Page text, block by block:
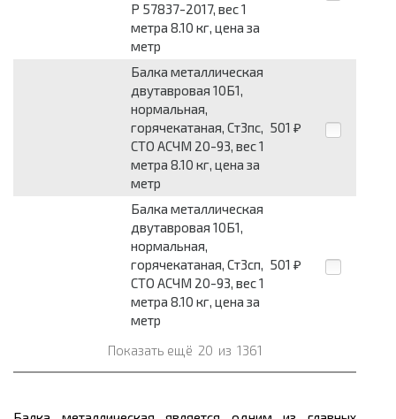
Р 57837-2017, вес 1
метра 8.10 кг, цена за
метр
Балка металлическая
двутавровая 10Б1,
нормальная,
горячекатаная, Ст3пс,
СТО АСЧМ 20-93, вес 1
метра 8.10 кг, цена за
метр
501 ₽
Балка металлическая
двутавровая 10Б1,
нормальная,
горячекатаная, Ст3сп,
СТО АСЧМ 20-93, вес 1
метра 8.10 кг, цена за
метр
501 ₽
Показать ещё 20 из 1361